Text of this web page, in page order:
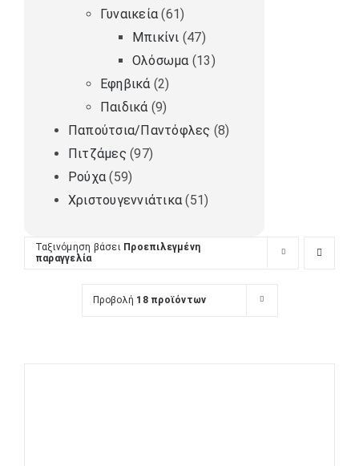
Ταξινόμηση βάσει Προεπιλεγμένη
παραγγελία
Προβολή 18 προϊόντων
Γυναικεία (61)
Μπικίνι (47)
Ολόσωμα (13)
Εφηβικά (2)
Παιδικά (9)
Παπούτσια/Παντόφλες (8)
Πιτζάμες (97)
Ρούχα (59)
Χριστουγεννιάτικα (51)